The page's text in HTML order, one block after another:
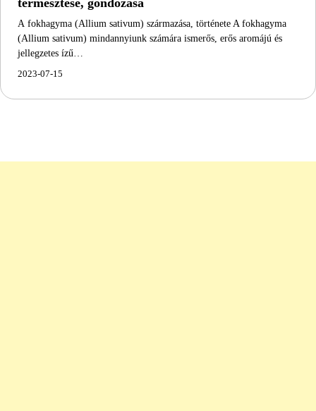
termesztése, gondozása
A fokhagyma (Allium sativum) származása, története A fokhagyma
(Allium sativum) mindannyiunk számára ismerős, erős aromájú és
jellegzetes ízű…
2023-07-15